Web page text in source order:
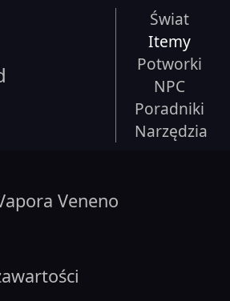
Świat
Itemy
Potworki
NPC
Poradniki
Narzędzia
Veneno